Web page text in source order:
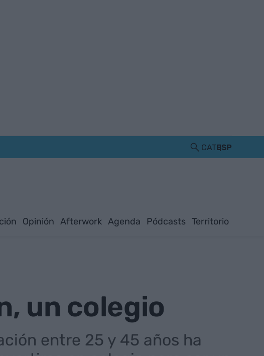
CATESP
Opinión Afterwork Agenda Pódcasts Territorio
un colegio
entre 25 y 45 años ha